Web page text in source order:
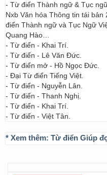
- Từ điển Thành ngữ & Tục
Nxb Văn hóa Thông tin tái
điển Thành ngữ và Tục Ngữ
Quang Hào…
- Từ điển - Khai Trí.
- Từ điển - Lê Văn Đức.
- Từ điển mở - Hồ Ngọc Đức.
- Đại Từ điển Tiếng Việt.
- Từ điển - Nguyễn Lân.
- Từ điển - Thanh Nghị.
- Từ điển - Khai Trí.
- Từ điển - Việt Tân.
* Xem thêm: Từ điển Giúp